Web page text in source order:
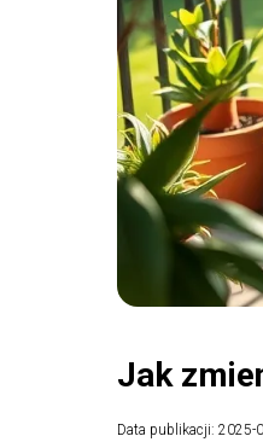
Jak
Data publikacji: 2025-